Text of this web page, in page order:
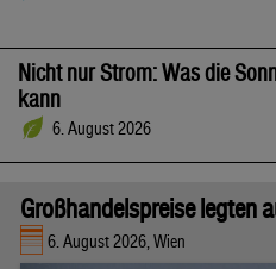
Nicht nur Strom: Was die
kann
6. August 2026
Großhandelspreise legten
6. August 2026, Wien